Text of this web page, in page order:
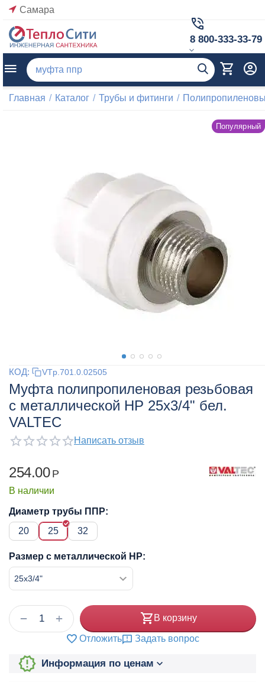
Самара
8 800-333-33-79
Главная / Каталог / Трубы и фитинги /
Популярный
КОД: VTp.701.0.02505
Муфта полипропиленовая резьбовая
с металлической НР 25x3/4" бел.
VALTEC
Написать отзыв
254.00 Р
В наличии
Диаметр трубы ППР:
20
25 32
Размер с металлической НР:
+
− В корзину
Отложить Задать вопрос
Информация по ценам